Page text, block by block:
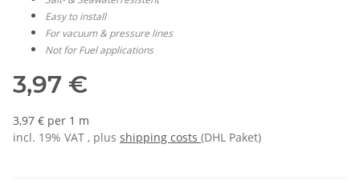
Easy to install
For vacuum & pressure lines
Not for Fuel applications
3,97 €
3,97 € per 1 m
incl. 19% VAT , plus shipping costs (DHL Paket)